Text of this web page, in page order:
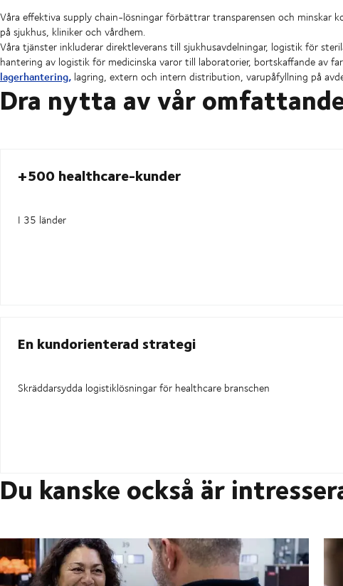
Våra effektiva supply chain-lösningar förbättrar transparensen och
på sjukhus, kliniker och vårdhem.
Våra tjänster inkluderar direktleverans till sjukhusavdelningar, logistik för
hantering av logistik för medicinska varor till laboratorier, bortskaffande av
lagerhantering, lagring, extern och intern distribution, varupåfyllning på
Dra nytta av vår
+500 healthcare-kunder
I 35 länder
En kundorienterad strategi
Skräddarsydda logistiklösningar för healthcare branschen
Du kanske också är